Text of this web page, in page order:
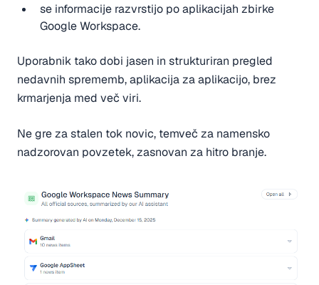
se informacije razvrstijo po aplikacijah zbirke
Google Workspace.
Uporabnik tako dobi jasen in strukturiran pregled
nedavnih sprememb, aplikacija za aplikacijo, brez
krmarjenja med več viri.
Ne gre za stalen tok novic, temveč za namensko
nadzorovan povzetek, zasnovan za hitro branje.